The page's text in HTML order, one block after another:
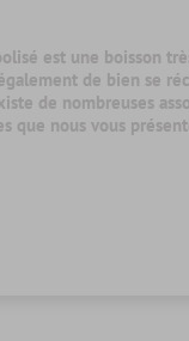
est une boisson
de bien se
de nombreuses
que nous vous